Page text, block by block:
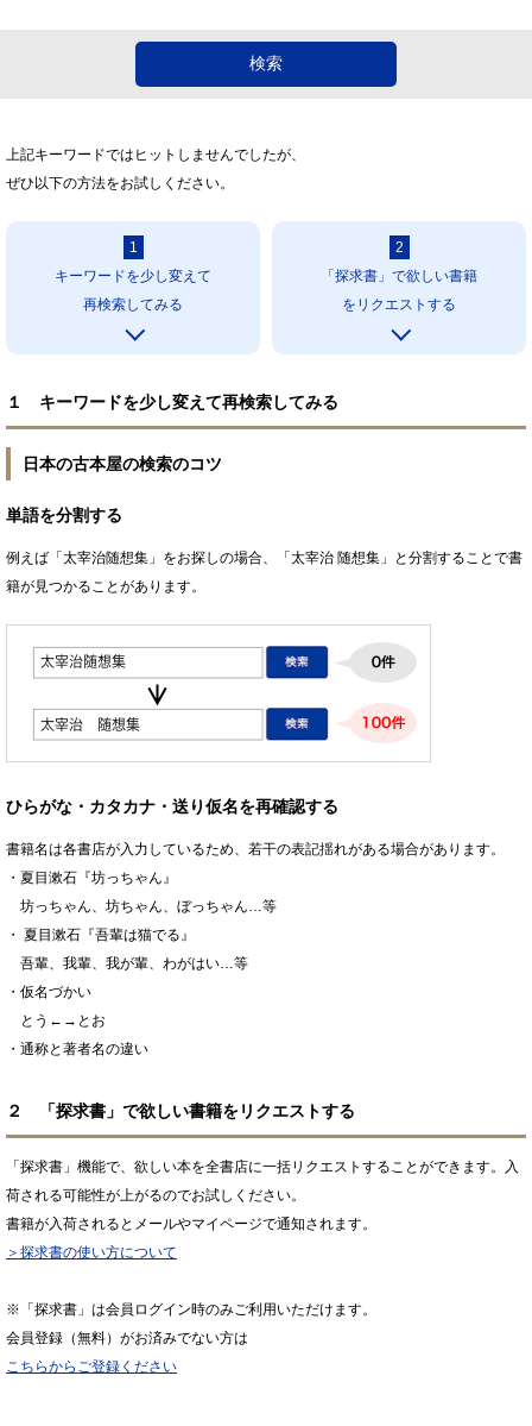
上記キーワードではヒットしませんでしたが、
ぜひ以下の方法をお試しください。
1
キーワードを少し変えて
再検索してみる
2
「探求書」で欲しい書籍
をリクエストする
１ キーワードを少し変えて再検索してみる
日本の古本屋の検索のコツ
単語を分割する
例えば「太宰治随想集」をお探しの場合、「太宰治 随想集」と分割することで書
籍が見つかることがあります。
ひらがな・カタカナ・送り仮名を再確認する
書籍名は各書店が入力しているため、若干の表記揺れがある場合があります。
・夏目漱石『坊っちゃん』
坊っちゃん、坊ちゃん、ぼっちゃん…等
・ 夏目漱石『吾輩は猫でる』
吾輩、我輩、我が輩、わがはい…等
・仮名づかい
とう←→とお
・通称と著者名の違い
２ 「探求書」で欲しい書籍をリクエストする
「探求書」機能で、欲しい本を全書店に一括リクエストすることができます。入
荷される可能性が上がるのでお試しください。
書籍が入荷されるとメールやマイページで通知されます。
＞探求書の使い方について
※「探求書」は会員ログイン時のみご利用いただけます。
会員登録（無料）がお済みでない方は
こちらからご登録ください